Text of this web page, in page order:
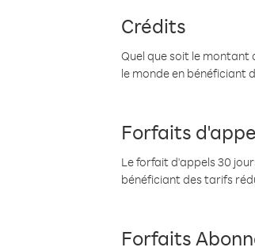
Crédits
Quel que soit le montant
le monde en bénéficiant
Forfaits
Le forfait d'appels 30
bénéficiant des tarifs
Forfaits